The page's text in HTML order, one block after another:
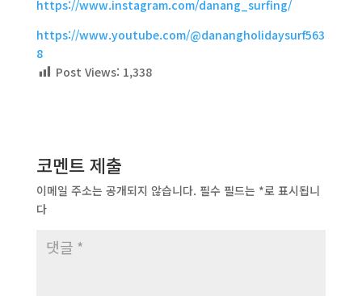
https://www.instagram.com/danang_surfing/
https://www.youtube.com/@danangholidaysurf563
8
Post Views: 1,338
코멘트 제출
이메일 주소는 공개되지 않습니다. 필수 필드는 *로 표시됩니
다